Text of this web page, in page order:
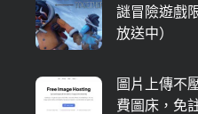
謎冒險遊戲
放送中）
圖片上傳不
費圖床，免